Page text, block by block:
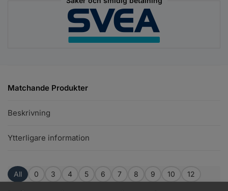
Matchande Produkter
Beskrivning
Ytterligare information
All 0 3 4 5 6 7 8 9 10 12